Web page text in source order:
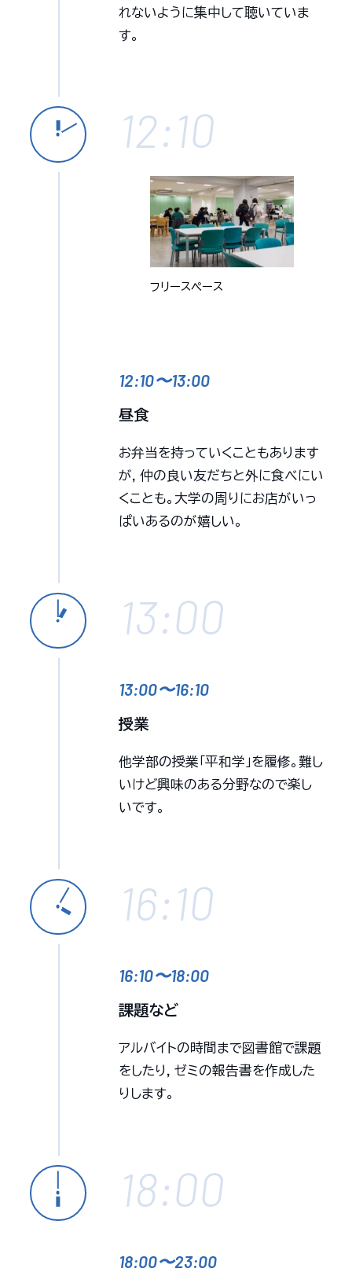
れないように集中して聴いていま
す。
12:10
フリースペース
12:10〜13:00
昼食
お弁当を持っていくこともあります
が，仲の良い友だちと外に食べにい
くことも。大学の周りにお店がいっ
ぱいあるのが嬉しい。
13:00
13:00〜16:10
授業
他学部の授業「平和学」を履修。難し
いけど興味のある分野なので楽し
いです。
16:10
16:10〜18:00
課題など
アルバイトの時間まで図書館で課題
をしたり，ゼミの報告書を作成した
りします。
18:00
18:00〜23:00